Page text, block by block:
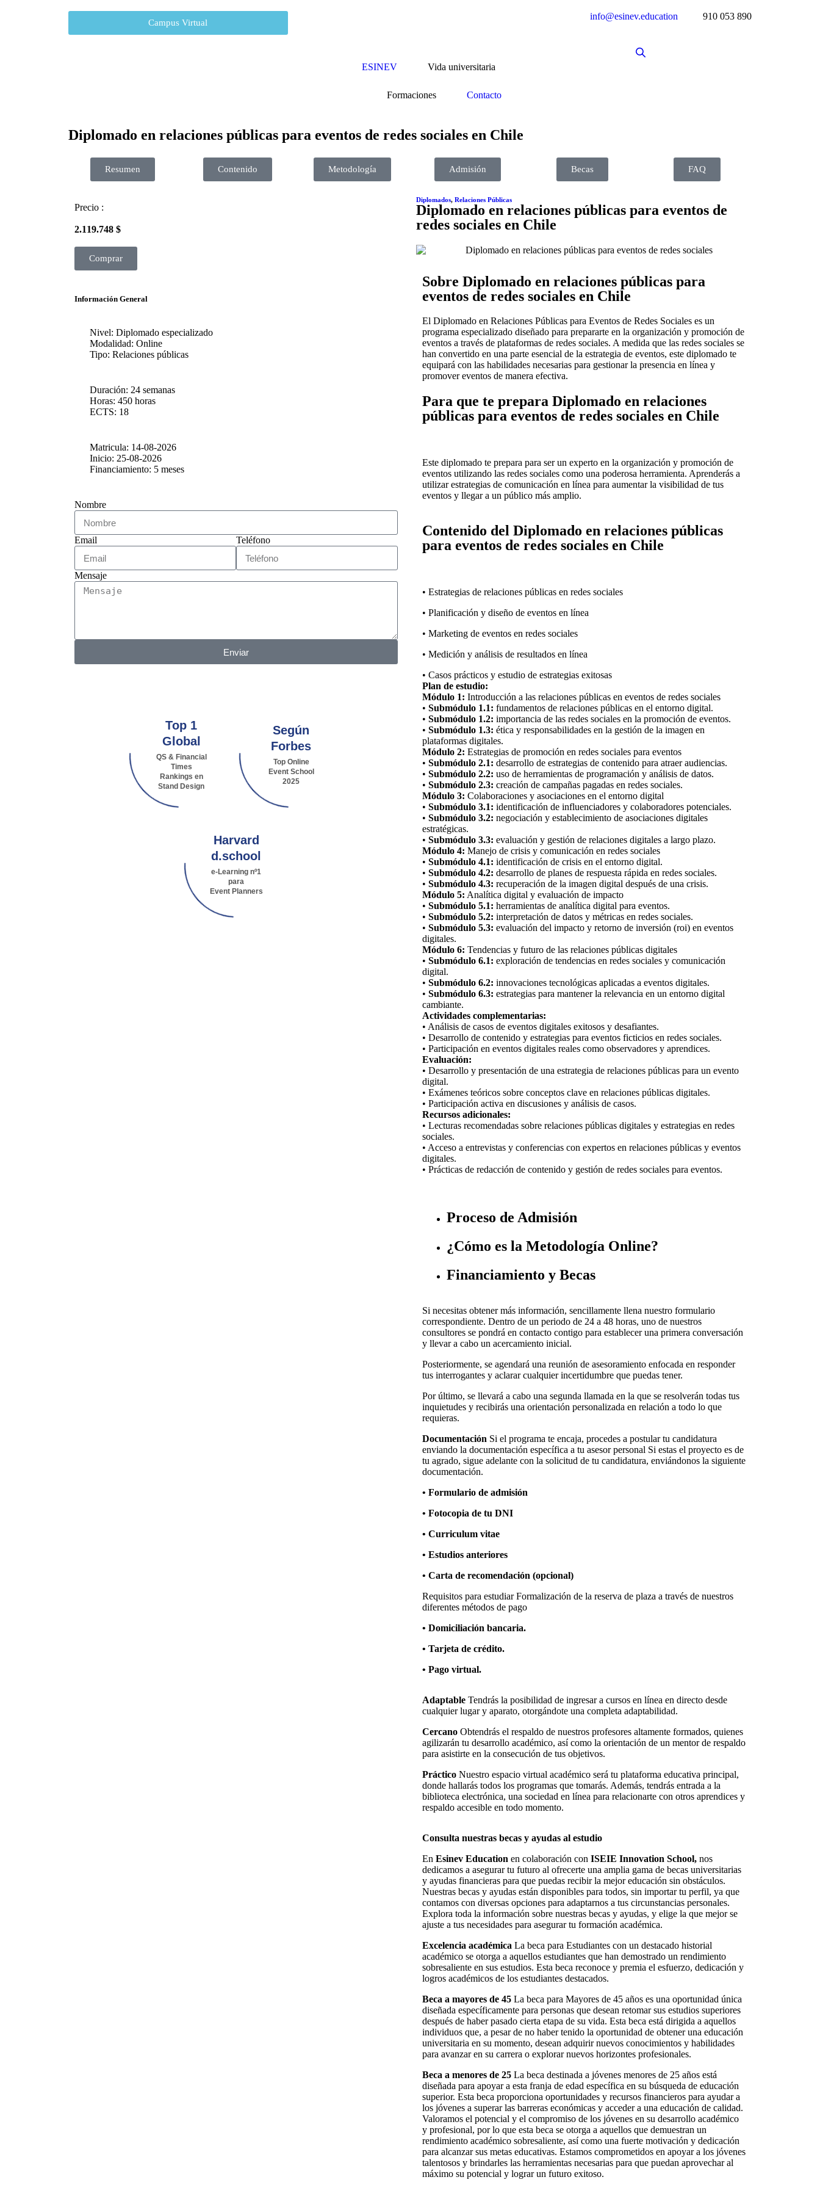
Campus Virtual
info@esinev.education 910 053 890
ESINEV Vida universitaria
Formaciones Contacto
Diplomado en relaciones públicas para eventos de redes sociales en Chile
Resumen Contenido Metodología Admisión Becas FAQ
Precio :
2.119.748 $
Comprar
Información General
Nivel: Diplomado especializado
Modalidad: Online
Tipo: Relaciones públicas
Duración: 24 semanas
Horas: 450 horas
ECTS: 18
Matricula: 14-08-2026
Inicio: 25-08-2026
Financiamiento: 5 meses
Nombre
Email Teléfono
Mensaje
Enviar
Top 1
Global
QS & Financial
Times
Rankings en
Stand Design
Según
Forbes
Top Online
Event School
2025
Harvard
d.school
e-Learning nº1
para
Event Planners
Diplomados, Relaciones Públicas
Diplomado en relaciones públicas para eventos de
redes sociales en Chile
Sobre Diplomado en relaciones públicas para
eventos de redes sociales en Chile
El Diplomado en Relaciones Públicas para Eventos de Redes Sociales es un
programa especializado diseñado para prepararte en la organización y promoción de
eventos a través de plataformas de redes sociales. A medida que las redes sociales se
han convertido en una parte esencial de la estrategia de eventos, este diplomado te
equipará con las habilidades necesarias para gestionar la presencia en línea y
promover eventos de manera efectiva.
Para que te prepara Diplomado en relaciones
públicas para eventos de redes sociales en Chile
Este diplomado te prepara para ser un experto en la organización y promoción de
eventos utilizando las redes sociales como una poderosa herramienta. Aprenderás a
utilizar estrategias de comunicación en línea para aumentar la visibilidad de tus
eventos y llegar a un público más amplio.
Contenido del Diplomado en relaciones públicas
para eventos de redes sociales en Chile
• Estrategias de relaciones públicas en redes sociales
• Planificación y diseño de eventos en línea
• Marketing de eventos en redes sociales
• Medición y análisis de resultados en línea
• Casos prácticos y estudio de estrategias exitosas
Plan de estudio:
Módulo 1: Introducción a las relaciones públicas en eventos de redes sociales
• Submódulo 1.1: fundamentos de relaciones públicas en el entorno digital.
• Submódulo 1.2: importancia de las redes sociales en la promoción de eventos.
• Submódulo 1.3: ética y responsabilidades en la gestión de la imagen en
plataformas digitales.
Módulo 2: Estrategias de promoción en redes sociales para eventos
• Submódulo 2.1: desarrollo de estrategias de contenido para atraer audiencias.
• Submódulo 2.2: uso de herramientas de programación y análisis de datos.
• Submódulo 2.3: creación de campañas pagadas en redes sociales.
Módulo 3: Colaboraciones y asociaciones en el entorno digital
• Submódulo 3.1: identificación de influenciadores y colaboradores potenciales.
• Submódulo 3.2: negociación y establecimiento de asociaciones digitales
estratégicas.
• Submódulo 3.3: evaluación y gestión de relaciones digitales a largo plazo.
Módulo 4: Manejo de crisis y comunicación en redes sociales
• Submódulo 4.1: identificación de crisis en el entorno digital.
• Submódulo 4.2: desarrollo de planes de respuesta rápida en redes sociales.
• Submódulo 4.3: recuperación de la imagen digital después de una crisis.
Módulo 5: Analítica digital y evaluación de impacto
• Submódulo 5.1: herramientas de analítica digital para eventos.
• Submódulo 5.2: interpretación de datos y métricas en redes sociales.
• Submódulo 5.3: evaluación del impacto y retorno de inversión (roi) en eventos
digitales.
Módulo 6: Tendencias y futuro de las relaciones públicas digitales
• Submódulo 6.1: exploración de tendencias en redes sociales y comunicación
digital.
• Submódulo 6.2: innovaciones tecnológicas aplicadas a eventos digitales.
• Submódulo 6.3: estrategias para mantener la relevancia en un entorno digital
cambiante.
Actividades complementarias:
• Análisis de casos de eventos digitales exitosos y desafiantes.
• Desarrollo de contenido y estrategias para eventos ficticios en redes sociales.
• Participación en eventos digitales reales como observadores y aprendices.
Evaluación:
• Desarrollo y presentación de una estrategia de relaciones públicas para un evento
digital.
• Exámenes teóricos sobre conceptos clave en relaciones públicas digitales.
• Participación activa en discusiones y análisis de casos.
Recursos adicionales:
• Lecturas recomendadas sobre relaciones públicas digitales y estrategias en redes
sociales.
• Acceso a entrevistas y conferencias con expertos en relaciones públicas y eventos
digitales.
• Prácticas de redacción de contenido y gestión de redes sociales para eventos.
Proceso de Admisión​
¿Cómo es la Metodología Online?​
Financiamiento y Becas​
Si necesitas obtener más información, sencillamente llena nuestro formulario
correspondiente. Dentro de un periodo de 24 a 48 horas, uno de nuestros
consultores se pondrá en contacto contigo para establecer una primera conversación
y llevar a cabo un acercamiento inicial.
Posteriormente, se agendará una reunión de asesoramiento enfocada en responder
tus interrogantes y aclarar cualquier incertidumbre que puedas tener.
Por último, se llevará a cabo una segunda llamada en la que se resolverán todas tus
inquietudes y recibirás una orientación personalizada en relación a todo lo que
requieras.
Documentación Si el programa te encaja, procedes a postular tu candidatura
enviando la documentación específica a tu asesor personal Si estas el proyecto es de
tu agrado, sigue adelante con la solicitud de tu candidatura, enviándonos la siguiente
documentación.
• Formulario de admisión
• Fotocopia de tu DNI
• Curriculum vitae
• Estudios anteriores
• Carta de recomendación (opcional)
Requisitos para estudiar Formalización de la reserva de plaza a través de nuestros
diferentes métodos de pago
• Domiciliación bancaria.
• Tarjeta de crédito.
• Pago virtual.
Adaptable Tendrás la posibilidad de ingresar a cursos en línea en directo desde
cualquier lugar y aparato, otorgándote una completa adaptabilidad.
Cercano Obtendrás el respaldo de nuestros profesores altamente formados, quienes
agilizarán tu desarrollo académico, así como la orientación de un mentor de respaldo
para asistirte en la consecución de tus objetivos.
Práctico Nuestro espacio virtual académico será tu plataforma educativa principal,
donde hallarás todos los programas que tomarás. Además, tendrás entrada a la
biblioteca electrónica, una sociedad en línea para relacionarte con otros aprendices y
respaldo accesible en todo momento.
Consulta nuestras becas y ayudas al estudio
En Esinev Education en colaboración con ISEIE Innovation School, nos
dedicamos a asegurar tu futuro al ofrecerte una amplia gama de becas universitarias
y ayudas financieras para que puedas recibir la mejor educación sin obstáculos.
Nuestras becas y ayudas están disponibles para todos, sin importar tu perfil, ya que
contamos con diversas opciones para adaptarnos a tus circunstancias personales.
Explora toda la información sobre nuestras becas y ayudas, y elige la que mejor se
ajuste a tus necesidades para asegurar tu formación académica.
Excelencia académica La beca para Estudiantes con un destacado historial
académico se otorga a aquellos estudiantes que han demostrado un rendimiento
sobresaliente en sus estudios. Esta beca reconoce y premia el esfuerzo, dedicación y
logros académicos de los estudiantes destacados.
Beca a mayores de 45 La beca para Mayores de 45 años es una oportunidad única
diseñada específicamente para personas que desean retomar sus estudios superiores
después de haber pasado cierta etapa de su vida. Esta beca está dirigida a aquellos
individuos que, a pesar de no haber tenido la oportunidad de obtener una educación
universitaria en su momento, desean adquirir nuevos conocimientos y habilidades
para avanzar en su carrera o explorar nuevos horizontes profesionales.
Beca a menores de 25 La beca destinada a jóvenes menores de 25 años está
diseñada para apoyar a esta franja de edad específica en su búsqueda de educación
superior. Esta beca proporciona oportunidades y recursos financieros para ayudar a
los jóvenes a superar las barreras económicas y acceder a una educación de calidad.
Valoramos el potencial y el compromiso de los jóvenes en su desarrollo académico
y profesional, por lo que esta beca se otorga a aquellos que demuestran un
rendimiento académico sobresaliente, así como una fuerte motivación y dedicación
para alcanzar sus metas educativas. Estamos comprometidos en apoyar a los jóvenes
talentosos y brindarles las herramientas necesarias para que puedan aprovechar al
máximo su potencial y lograr un futuro exitoso.